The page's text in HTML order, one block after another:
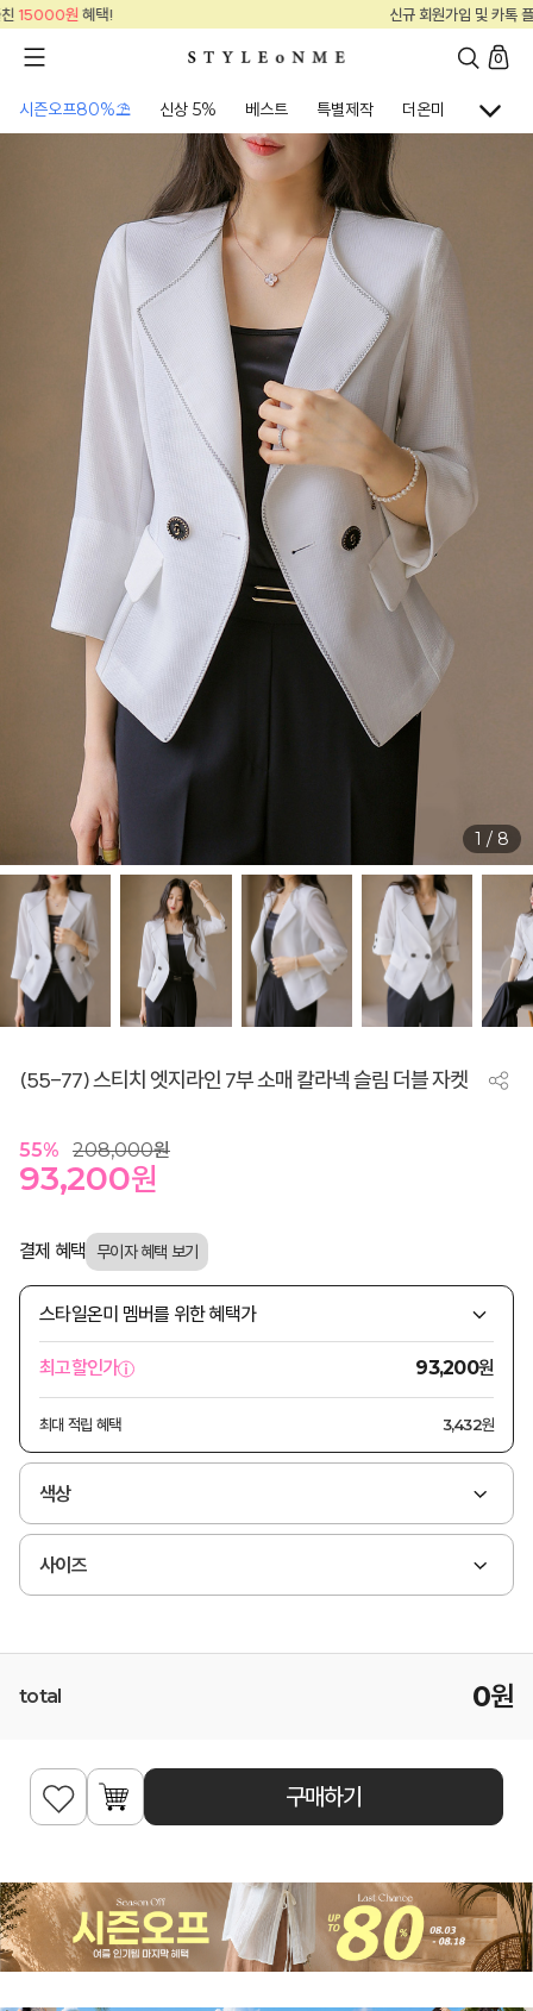
신규 회원가입 및 카톡 플친
0
시즌오프80%⛱ 신상 5% 베스트 특별제작 더온미 골프웨어
1 / 8
(55-77) 스티치 엣지라인 7부 소매 칼라넥 슬림 더블 자켓
55% 208,000원
93,200원
결제 혜택
스타일온미 멤버를 위한 혜택가
최고할인가 93,200원
최대 적립 혜택 3,432원
색상
사이즈
total 0원
구매하기